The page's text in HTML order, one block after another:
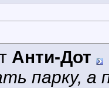
Анти-Дот
парку, а